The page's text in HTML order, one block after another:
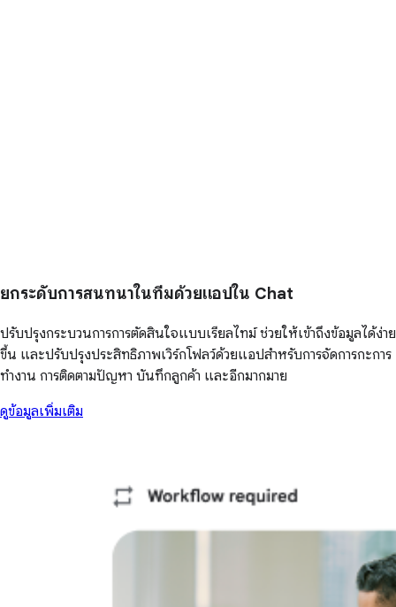
ยกระดับการสนทนาในทีมด้วยแอปใน Chat
ปรับปรุงกระบวนการการตัดสินใจแบบเรียลไทม์ ช่วยให้เข้าถึงข้อมูลได้ง่าย
ขึ้น และปรับปรุงประสิทธิภาพเวิร์กโฟลว์ด้วยแอปสำหรับการจัดการกะการ
ทำงาน การติดตามปัญหา บันทึกลูกค้า และอีกมากมาย
ดูข้อมูลเพิ่มเติม